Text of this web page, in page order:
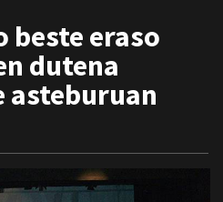
eraso
dutena
asteburuan